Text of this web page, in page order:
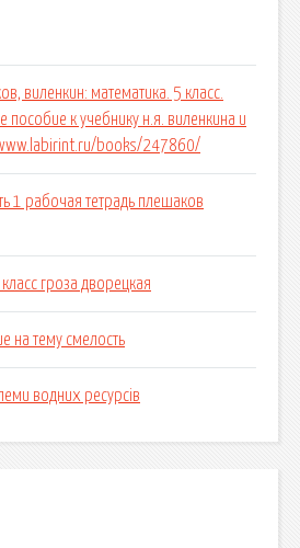
виленкин: математика. 5 класс.
пособие к учебнику н.я. виленкина и
books/247860/
1 рабочая тетрадь плешаков
гроза дворецкая
на тему смелость
водних ресурсів